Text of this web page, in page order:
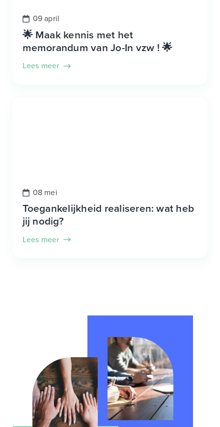
09 april
🌟 Maak kennis met het
memorandum van Jo-In vzw ! 🌟
Lees meer
08 mei
Toegankelijkheid realiseren: wat heb
jij nodig?
Lees meer